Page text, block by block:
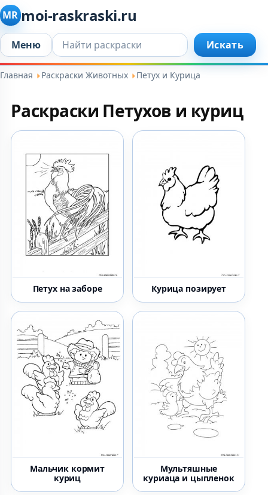
MR moi-raskraski.ru
Меню Искать... Искать
Главная Раскраски Животных Петух и Курица
Раскраски Петухов и куриц
Петух на заборе Курица позирует
Мальчик кормит
куриц
Мультяшные
куриаца и цыпленок